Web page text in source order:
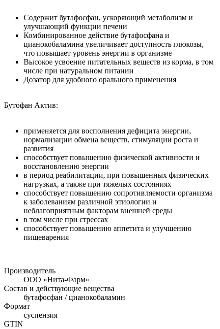
Cодержит бутафосфан, ускоряющий метаболизм и
улучшающий функции печени
Комбинированное действие бутафосфана и
цианокобаламина увеличивает доступность глюкозы,
что повышает уровень энергии в организме
Высокое усвоение питательных веществ из корма, в том
числе при натуральном питании
Дозатор для удобного орального применения
Бутофан Актив:
применяется для восполнения дефицита энергии,
нормализации обмена веществ, стимуляции роста и
развития
способствует повышению физической активности и
восстановлению энергии
в период реабилитации, при повышенных физических
нагрузках, а также при тяжелых состояниях
способствует повышению сопротивляемости организма
к заболеваниям различной этиологии и
неблагоприятным факторам внешней среды
в том числе при стрессах
способствует повышению аппетита и улучшению
пищеварения
Производитель
ООО «Нита-Фарм»
Состав и действующие вещества
бутафосфан / цианокобаламин
Формат
суспензия
GTIN